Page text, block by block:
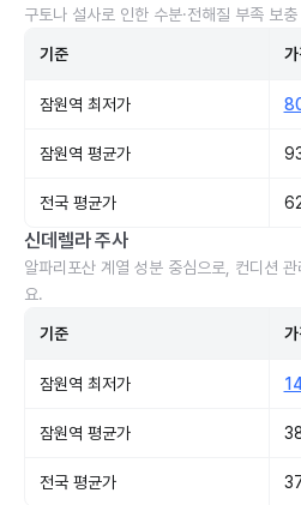
구토나 설사로 인한 수분·전해질 부족 보
기준
잠원역 최저가
잠원역 평균가
전국 평균가
신데렐라 주사
알파리포산 계열 성분 중심으로, 컨디션
요.
기준
잠원역 최저가
잠원역 평균가
전국 평균가